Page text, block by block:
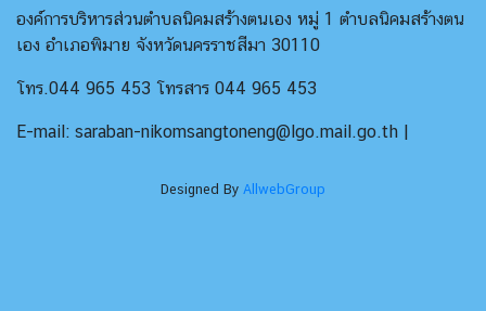
องค์การบริหารส่วนตำบลนิคมสร้างตนเอง หมู่ 1 ตำบลนิคมสร้างตน
เอง อำเภอพิมาย จังหวัดนครราชสีมา 30110
โทร.044 965 453 โทรสาร 044 965 453
E-mail: saraban-nikomsangtoneng@lgo.mail.go.th |
Designed By AllwebGroup